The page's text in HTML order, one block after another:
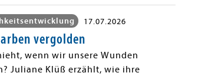
17.07.2026
vergolden
wenn wir unsere Wunden
Juliane Klüß erzählt, wie ihre